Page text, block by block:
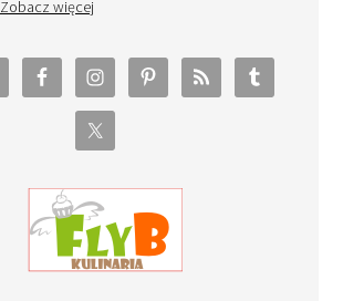
Zobacz więcej